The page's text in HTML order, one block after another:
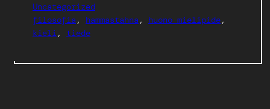
Uncategorized
filosofia , hammastahna , huono mielipide
kieli , tiede